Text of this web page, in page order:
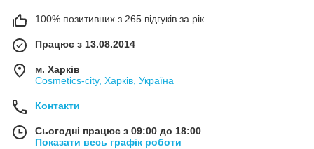
100% позитивних з 265 відгуків за рік
Працює з 13.08.2014
м. Харків
Cosmetics-city, Харків, Україна
Контакти
Сьогодні працює з 09:00 до 18:00
Показати весь графік роботи